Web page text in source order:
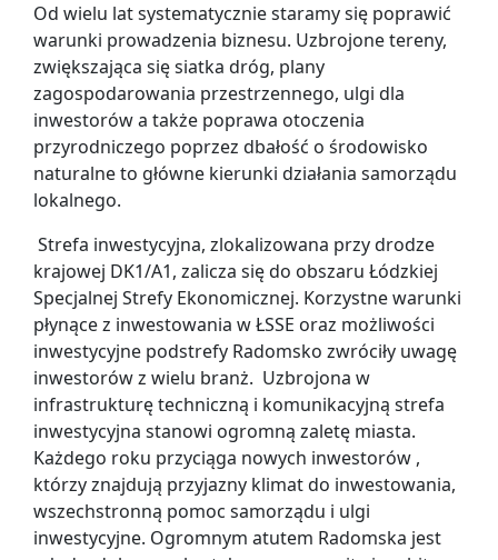
Od wielu lat systematycznie staramy się poprawić
warunki prowadzenia biznesu. Uzbrojone tereny,
zwiększająca się siatka dróg, plany
zagospodarowania przestrzennego, ulgi dla
inwestorów a także poprawa otoczenia
przyrodniczego poprzez dbałość o środowisko
naturalne to główne kierunki działania samorządu
lokalnego.
Strefa inwestycyjna, zlokalizowana przy drodze
krajowej DK1/A1, zalicza się do obszaru Łódzkiej
Specjalnej Strefy Ekonomicznej. Korzystne warunki
płynące z inwestowania w ŁSSE oraz możliwości
inwestycyjne podstrefy Radomsko zwróciły uwagę
inwestorów z wielu branż. Uzbrojona w
infrastrukturę techniczną i komunikacyjną strefa
inwestycyjna stanowi ogromną zaletę miasta.
Każdego roku przyciąga nowych inwestorów ,
którzy znajdują przyjazny klimat do inwestowania,
wszechstronną pomoc samorządu i ulgi
inwestycyjne. Ogromnym atutem Radomska jest